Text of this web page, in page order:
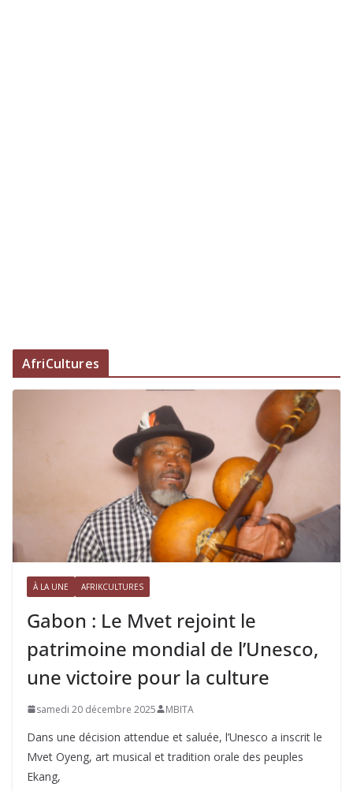
AfriCultures
À LA UNE AFRIKCULTURES
Gabon : Le Mvet rejoint le
patrimoine mondial de l’Unesco,
une victoire pour la culture
samedi 20 décembre 2025 MBITA
Dans une décision attendue et saluée, l’Unesco a inscrit le
Mvet Oyeng, art musical et tradition orale des peuples
Ekang,